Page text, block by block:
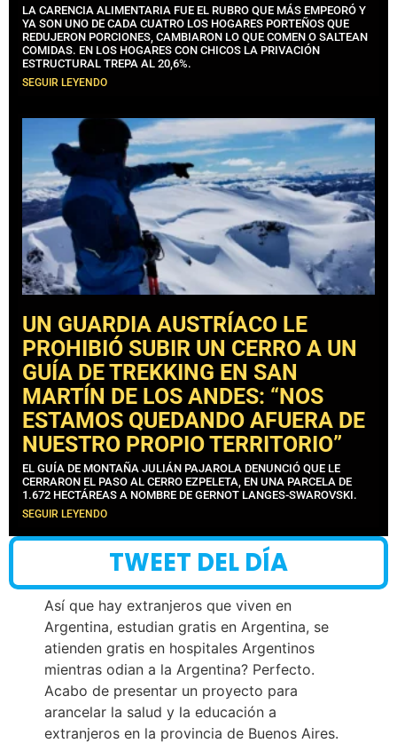
LA CARENCIA ALIMENTARIA FUE EL RUBRO QUE MÁS EMPEORÓ Y
YA SON UNO DE CADA CUATRO LOS HOGARES PORTEÑOS QUE
REDUJERON PORCIONES, CAMBIARON LO QUE COMEN O SALTEAN
COMIDAS. EN LOS HOGARES CON CHICOS LA PRIVACIÓN
ESTRUCTURAL TREPA AL 20,6%.
SEGUIR LEYENDO
UN GUARDIA AUSTRÍACO LE
PROHIBIÓ SUBIR UN CERRO A UN
GUÍA DE TREKKING EN SAN
MARTÍN DE LOS ANDES: “NOS
ESTAMOS QUEDANDO AFUERA DE
NUESTRO PROPIO TERRITORIO”
EL GUÍA DE MONTAÑA JULIÁN PAJAROLA DENUNCIÓ QUE LE
CERRARON EL PASO AL CERRO EZPELETA, EN UNA PARCELA DE
1.672 HECTÁREAS A NOMBRE DE GERNOT LANGES-SWAROVSKI.
SEGUIR LEYENDO
TWEET DEL DÍA
Así que hay extranjeros que viven en
Argentina, estudian gratis en Argentina, se
atienden gratis en hospitales Argentinos
mientras odian a la Argentina? Perfecto.
Acabo de presentar un proyecto para
arancelar la salud y la educación a
extranjeros en la provincia de Buenos Aires.